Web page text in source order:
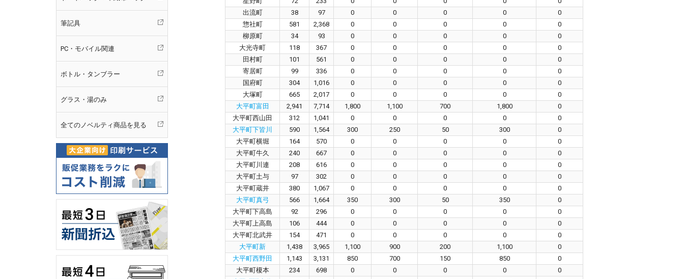
筆記具
PC・モバイル関連
ボトル・タンブラー
グラス・湯のみ
全てのノベルティ商品を見る
出流町
38 97 0 0 0 0
0
惣社町
581 2,368 0 0 0 0
0
柳原町
34 93 0 0 0 0
0
大光寺町
118 367 0 0 0 0
0
田村町
101 561 0 0 0 0
0
寄居町
99 336 0 0 0 0
0
国府町
304 1,016 0 0 0 0
0
大塚町
665 2,017 0 0 0 0
0
大平町富田
2,941 7,714 1,800 1,100 700 1,800
0
大平町西山田
312 1,041 0 0 0 0
0
大平町下皆川
590 1,564 300 250 50 300
0
大平町横堀
164 570 0 0 0 0
0
大平町牛久
240 667 0 0 0 0
0
大平町川連
208 616 0 0 0 0
0
大平町土与
97 302 0 0 0 0
0
大平町蔵井
380 1,067 0 0 0 0
0
大平町真弓
566 1,664 350 300 50 350
0
大平町下高島
92 296 0 0 0 0
0
大平町上高島
106 444 0 0 0 0
0
大平町北武井
154 471 0 0 0 0
0
大平町新
1,438 3,965 1,100 900 200 1,100
0
大平町西野田
1,143 3,131 850 700 150 850
0
大平町榎本
234 698 0 0 0 0
0